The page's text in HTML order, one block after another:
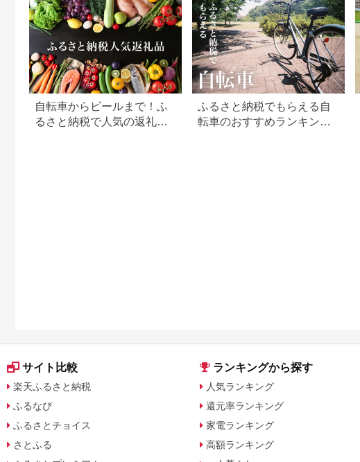
自転車からビールまで！ふ
るさと納税で人気の返礼品
ふるさと納税でもらえる自
転車のおすすめランキング
サイト比較
楽天ふるさと納税
ふるなび
ふるさとチョイス
さとふる
ランキングから探す
人気ランキング
還元率ランキング
家電ランキング
高額ランキング